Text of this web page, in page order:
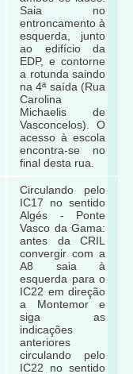
Saia no
entroncamento à
esquerda, junto
ao edifício da
EDP, e contorne
a rotunda saindo
na 4ª saída (Rua
Carolina
Michaelis de
Vasconcelos). O
acesso à escola
encontra-se no
final desta rua.
Circulando pelo
IC17 no sentido
Algés - Ponte
Vasco da Gama:
antes da CRIL
convergir com a
A8 saia à
esquerda para o
IC22 em direção
a Montemor e
siga as
indicações
anteriores
circulando pelo
IC22 no sentido